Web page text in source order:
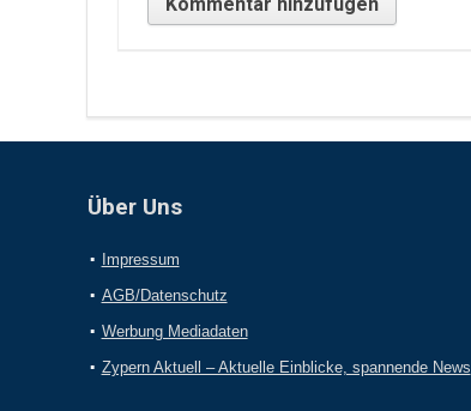
Über Uns
Impressum
AGB/Datenschutz
Werbung Mediadaten
Zypern Aktuell – Aktuelle Einblicke, spannende News